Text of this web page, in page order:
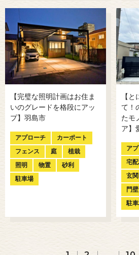
【完璧な照明計画はお住ま
いのグレードを格段にアッ
プ】羽島市
アプローチ
カーポート
フェンス
庭
植栽
照明
物置
砂利
駐車場
【
て！
たモ
ア】
ア
宅
玄
門壁
駐